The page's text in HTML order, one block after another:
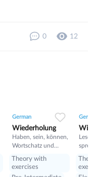
0 12
German
Wiederholung
Haben, sein, können,
Wortschatz und
Theory with
exercises